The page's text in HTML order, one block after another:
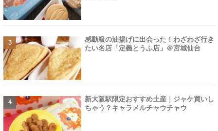
感動級の油揚げに出会った！わざわざ行き
たい名店「定義とうふ店」＠宮城仙台
新大阪駅限定おすすめ土産｜ジャケ買いし
ちゃう？キャラメルチャウチャウ